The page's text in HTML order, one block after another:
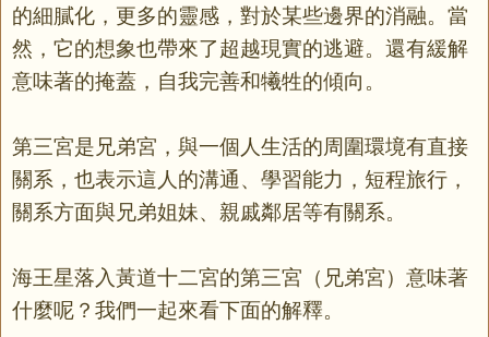
的細膩化，更多的靈感，對於某些邊界的消融。當
然，它的想象也帶來了超越現實的逃避。還有緩解
意味著的掩蓋，自我完善和犧牲的傾向。
第三宮是兄弟宮，與一個人生活的周圍環境有直接
關系，也表示這人的溝通、學習能力，短程旅行，
關系方面與兄弟姐妹、親戚鄰居等有關系。
海王星落入黃道十二宮的第三宮（兄弟宮）意味著
什麼呢？我們一起來看下面的解釋。